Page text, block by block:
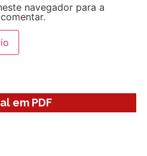
navegador para a
em PDF